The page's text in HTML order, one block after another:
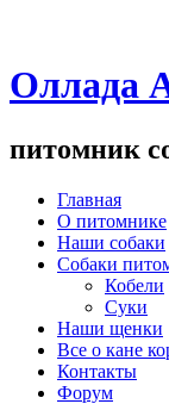
Оллада
питомник
Главная
О питомнике
Наши собаки
Собаки
Кобели
Суки
Наши щенки
Все о кане
Контакты
Форум